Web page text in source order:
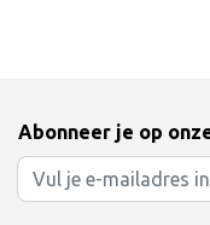
Abonneer je op